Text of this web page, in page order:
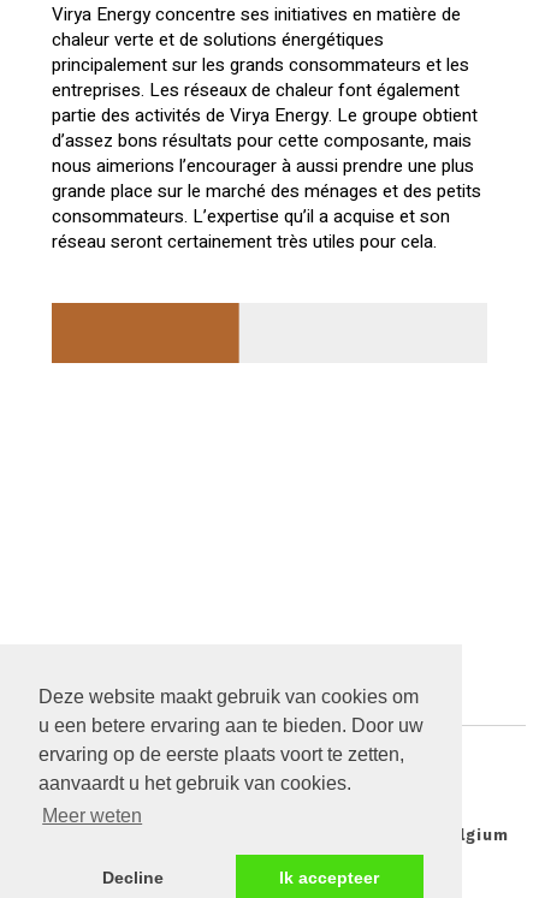
Deze website maakt gebruik van cookies om
u een betere ervaring aan te bieden. Door uw
ervaring op de eerste plaats voort te zetten,
aanvaardt u het gebruik van cookies.
Meer weten
Decline Ik accepteer
Virya Energy concentre ses initiatives en matière de
chaleur verte et de solutions énergétiques
principalement sur les grands consommateurs et les
entreprises. Les réseaux de chaleur font également
partie des activités de Virya Energy. Le groupe obtient
d’assez bons résultats pour cette composante, mais
nous aimerions l’encourager à aussi prendre une plus
grande place sur le marché des ménages et des petits
consommateurs. L’expertise qu’il a acquise et son
réseau seront certainement très utiles pour cela.
© 2026 Mon electricité verte | Greenpeace Belgium